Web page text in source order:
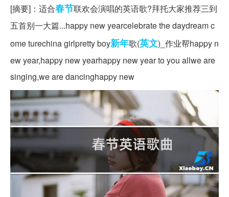
[摘要]：适合春节联欢会演唱的英语歌?拜托大家推荐三到
五首别一大篇...happy new yearcelebrate the daydream c
ome turechina girlpretty boy新年歌(英文)_作业帮happy n
ew year,happy new yearhappy new year to you allwe are
singing,we are dancinghappy new